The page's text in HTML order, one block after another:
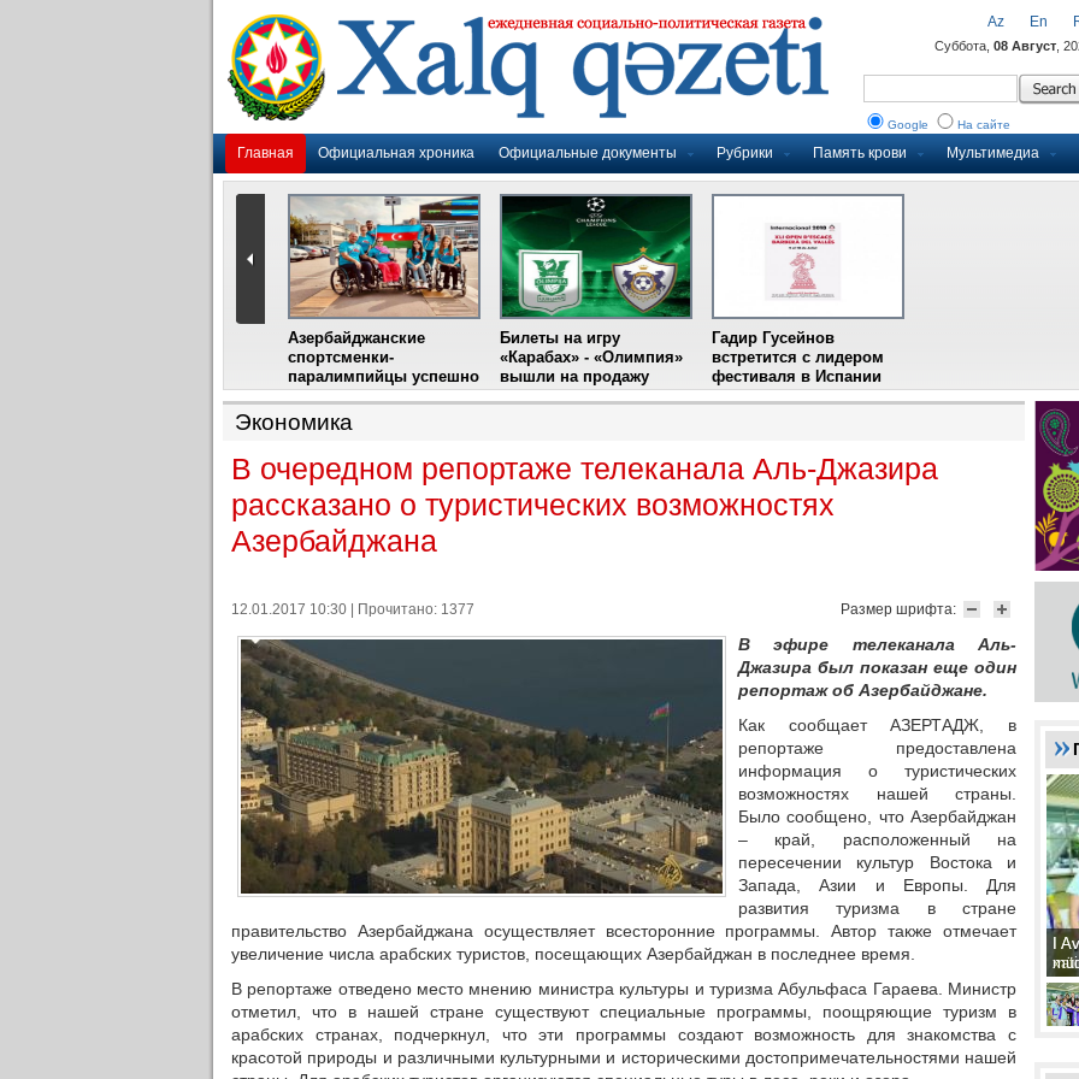
Главная Официальная хроника Официальные документы Рубрики Память крови Мультимедиа
Az En
Суббота, 08 Август ,
Google На сайте
Азербайджанские
спортсменки-
паралимпийцы успешно
выступили на III
Международном
фестивале парашютного
Билеты на игру
«Карабах» - «Олимпия»
вышли на продажу
Гадир Гусейнов
встретится с лидером
фестиваля в Испании
Экономика
В очередном репортаже телеканала Аль-Джазира
рассказано о туристических возможностях
Азербайджана
Размер шрифта:
12.01.2017 10:30 | Прочитано: 1377
В эфире телеканала Аль-
Джазира был показан еще один
репортаж об Азербайджане.
Как сообщаетАЗЕРТАДЖ , в
репортаже предоставлена
информация о туристических
возможностях нашей страны.
Было сообщено, что Азербайджан
– край, расположенный на
пересечении культур Востока и
Запада, Азии и Европы. Для
развития туризма в стране
правительство Азербайджана осуществляет всесторонние программы. Автор также отмечает
увеличение числа арабских туристов, посещающих Азербайджан в последнее время.
В репортаже отведено место мнению министра культуры и туризма Абульфаса Гараева. Министр
отметил, что в нашей стране существуют специальные программы, поощряющие туризм в
арабских странах, подчеркнул, что эти программы создают возможность для знакомства с
красотой природы и различными культурными и историческими достопримечательностями нашей
II